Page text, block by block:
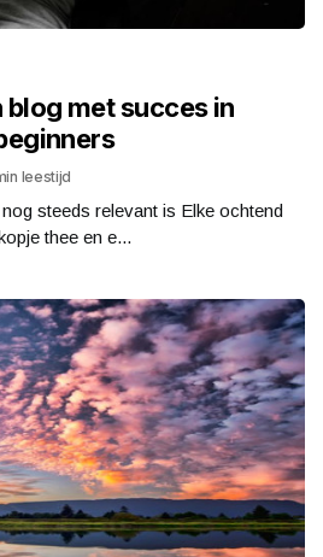
blog met succes in
leestijd
steeds relevant is Elke ochtend
thee en e...